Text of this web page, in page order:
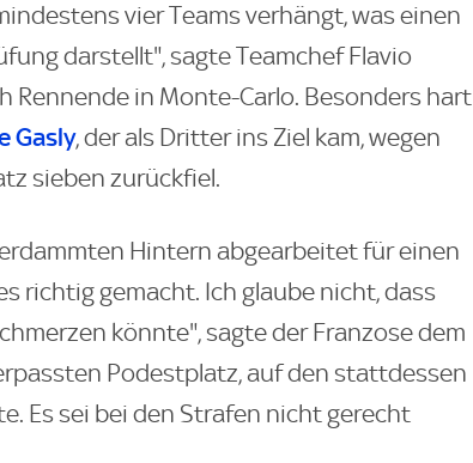
vier Teams verhängt, was einen
darstellt", sagte Teamchef Flavio
Rennende in Monte-Carlo. Besonders hart
Gasly, der als Dritter ins Ziel kam, wegen
sieben zurückfiel.
Hintern abgearbeitet für einen
richtig gemacht. Ich glaube nicht, dass
könnte", sagte der Franzose dem
Podestplatz, auf den stattdessen
Es sei bei den Strafen nicht gerecht